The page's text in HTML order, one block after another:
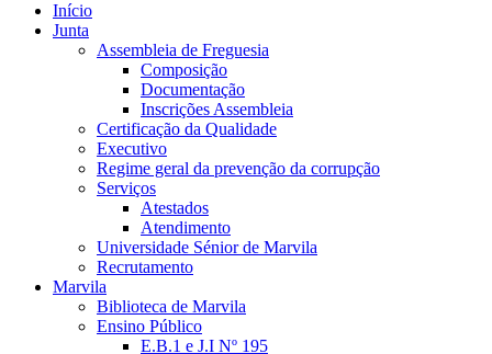
Início
Junta
Assembleia de Freguesia
Composição
Documentação
Inscrições Assembleia
Certificação da Qualidade
Executivo
Regime geral da prevenção da corrupção
Serviços
Atestados
Atendimento
Universidade Sénior de Marvila
Recrutamento
Marvila
Biblioteca de Marvila
Ensino Público
E.B.1 e J.I Nº 195